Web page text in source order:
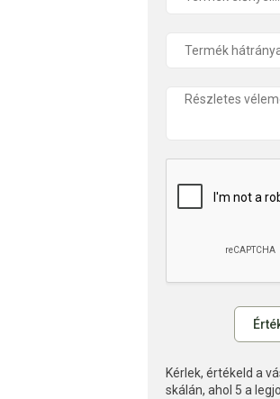
Kérlek, értékeld a
skálán, ahol 5 a